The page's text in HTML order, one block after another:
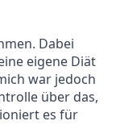
Dabei
eigene Diät
war jedoch
über das,
es für